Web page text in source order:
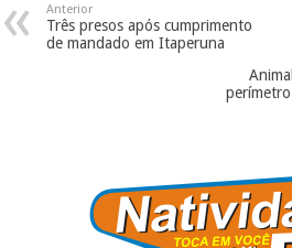
Anterior
Três presos após cumprimento
de mandado em Itaperuna